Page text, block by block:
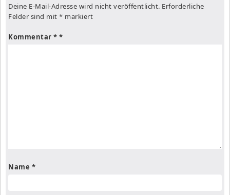
Deine E-Mail-Adresse wird nicht veröffentlicht. Erforderliche
Felder sind mit * markiert
Kommentar *
Name *